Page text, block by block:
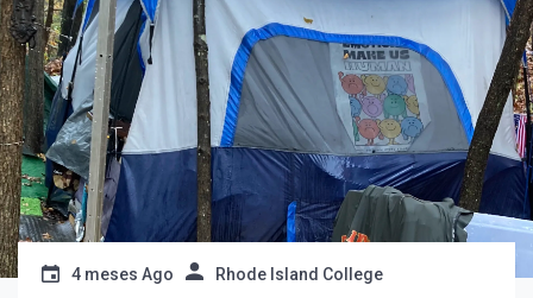
4 meses Ago Rhode Island College